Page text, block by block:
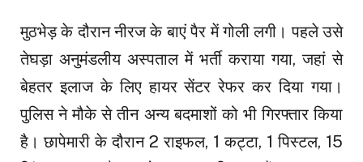
मुठभेड़ के दौरान नीरज के बाएं पैर में गोली लगी। पहले उसे
तेघड़ा अनुमंडलीय अस्पताल में भर्ती कराया गया, जहां से
बेहतर इलाज के लिए हायर सेंटर रेफर कर दिया गया।
पुलिस ने मौके से तीन अन्य बदमाशों को भी गिरफ्तार किया
है। छापेमारी के दौरान 2 राइफल, 1 कट्टा, 1 पिस्टल, 15